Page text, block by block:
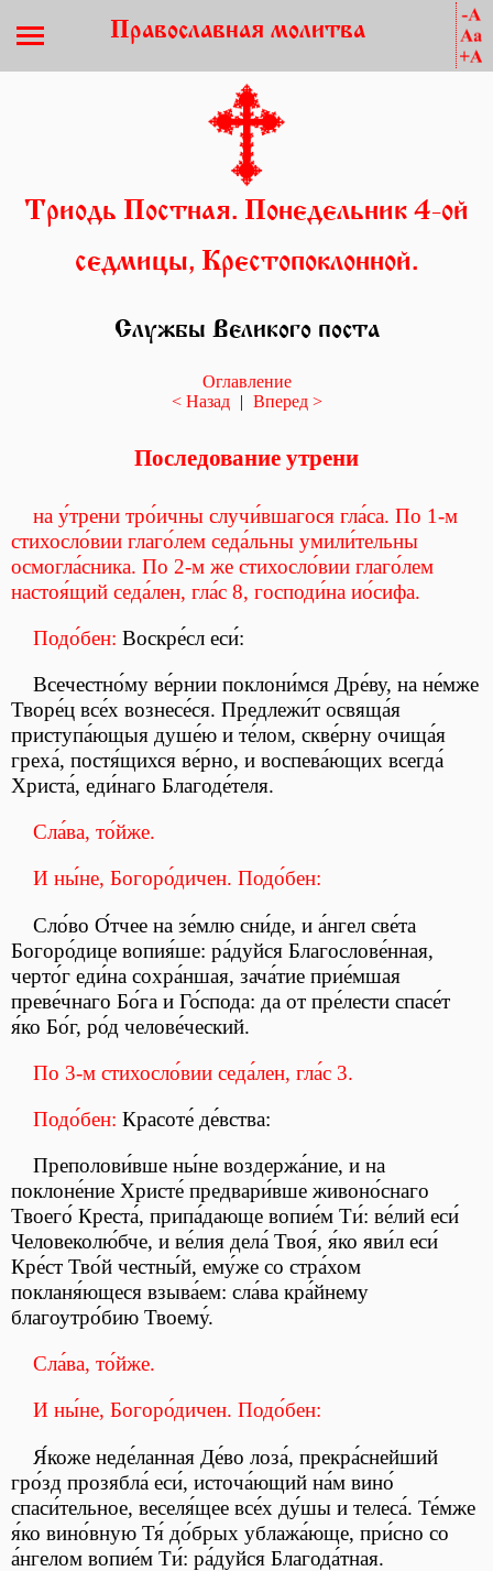
Православная молитва
Триодь Постная. Понедельник 4-ой
седмицы, Крестопоклонной.
Службы Великого поста
Оглавление
< Назад
| Вперед >
Последование утрени
на у́трени тро́ичны случи́вшагося гла́са. По 1-м
стихосло́вии глаго́лем седа́льны умили́тельны
осмогла́сника. По 2-м же стихосло́вии глаго́лем
настоя́щий седа́лен, гла́с 8, господи́на ио́сифа.
Подо́бен: Воскре́сл еси́:
Всечестно́му ве́рнии поклони́мся Дре́ву, на не́мже
Творе́ц все́х вознесе́ся. Предлежи́т освяща́я
приступа́ющыя душе́ю и те́лом, скве́рну очища́я
греха́, постя́щихся ве́рно, и воспева́ющих всегда́
Христа́, еди́наго Благоде́теля.
Сла́ва, то́йже.
И ны́не, Богоро́дичен. Подо́бен:
Сло́во О́тчее на зе́млю сни́де, и а́нгел све́та
Богоро́дице вопия́ше: ра́дуйся Благослове́нная,
черто́г еди́на сохра́ншая, зача́тие прие́мшая
преве́чнаго Бо́га и Го́спода: да от пре́лести спасе́т
я́ко Бо́г, ро́д челове́ческий.
По 3-м стихосло́вии седа́лен, гла́с 3.
Подо́бен: Красоте́ де́вства:
Преполови́вше ны́не воздержа́ние, и на
поклоне́ние Христе́ предвари́вше живоно́снаго
Твоего́ Креста́, припа́дающе вопие́м Ти́: ве́лий еси́
Человеколю́бче, и ве́лия дела́ Твоя́, я́ко яви́л еси́
Кре́ст Тво́й честны́й, ему́же со стра́хом
покланя́ющеся взыва́ем: сла́ва кра́йнему
благоутро́бию Твоему́.
Сла́ва, то́йже.
И ны́не, Богоро́дичен. Подо́бен:
Я́коже неде́ланная Де́во лоза́, прекра́снейший
гро́зд прозябла́ еси́, источа́ющий на́м вино́
спаси́тельное, веселя́щее все́х ду́шы и телеса́. Те́мже
я́ко вино́вную Тя́ до́брых ублажа́юще, при́сно со
а́нгелом вопие́м Ти́: ра́дуйся Благода́тная.